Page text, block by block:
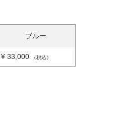
ブルー
¥ 33,000 税込